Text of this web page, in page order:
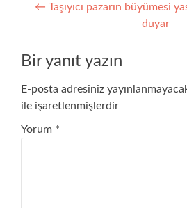
Yazı
← Taşıyıcı pazarın büyümesi
duyar
Bir yanıt yazın
E-posta adresiniz
ile işaretlenmişlerdir
Yorum *